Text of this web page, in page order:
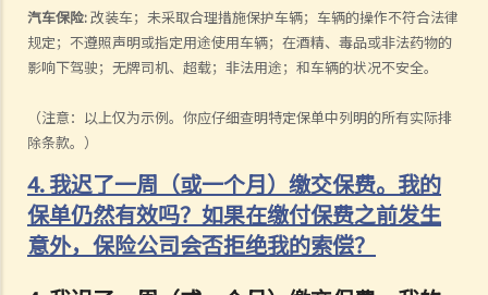
汽车保险:改装车；未采取合理措施保护车辆；车辆的操作不符合法律
规定；不遵照声明或指定用途使用车辆；在酒精、毒品或非法药物的
影响下驾驶；无牌司机、超载；非法用途；和车辆的状况不安全。
（注意：以上仅为示例。你应仔细查明特定保单中列明的所有实际排
除条款。）
4. 我迟了一周（或一个月）缴交保费。我的
保单仍然有效吗？如果在缴付保费之前发生
意外，保险公司会否拒绝我的索偿？